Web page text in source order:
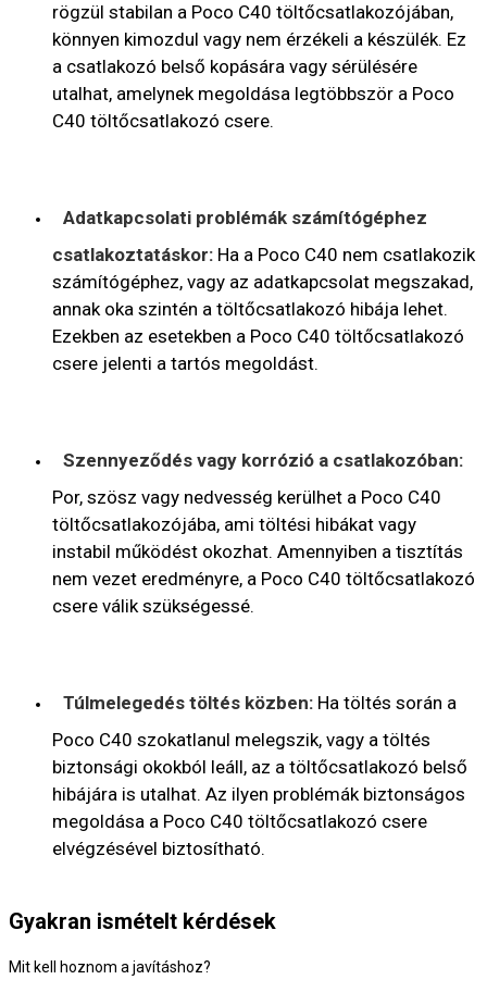
rögzül stabilan a Poco C40 töltőcsatlakozójában,
könnyen kimozdul vagy nem érzékeli a készülék. Ez
a csatlakozó belső kopására vagy sérülésére
utalhat, amelynek megoldása legtöbbször a Poco
C40 töltőcsatlakozó csere.
Adatkapcsolati problémák számítógéphez
csatlakoztatáskor: Ha a Poco C40 nem csatlakozik
számítógéphez, vagy az adatkapcsolat megszakad,
annak oka szintén a töltőcsatlakozó hibája lehet.
Ezekben az esetekben a Poco C40 töltőcsatlakozó
csere jelenti a tartós megoldást.
Szennyeződés vagy korrózió a csatlakozóban:
Por, szösz vagy nedvesség kerülhet a Poco C40
töltőcsatlakozójába, ami töltési hibákat vagy
instabil működést okozhat. Amennyiben a tisztítás
nem vezet eredményre, a Poco C40 töltőcsatlakozó
csere válik szükségessé.
Túlmelegedés töltés közben: Ha töltés során a
Poco C40 szokatlanul melegszik, vagy a töltés
biztonsági okokból leáll, az a töltőcsatlakozó belső
hibájára is utalhat. Az ilyen problémák biztonságos
megoldása a Poco C40 töltőcsatlakozó csere
elvégzésével biztosítható.
Gyakran ismételt kérdések
Mit kell hoznom a javításhoz?